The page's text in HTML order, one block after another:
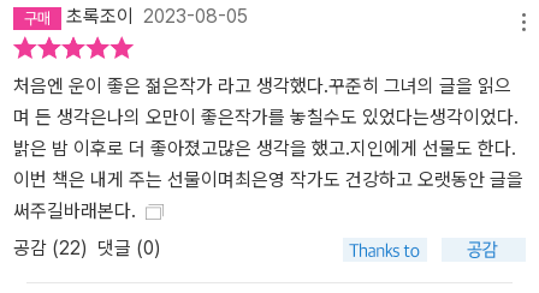
편집부에 들어간다. 해진은 날카롭고 유려한 글을 쓰는 동갑내기 ‘희
영’의 모습에 압도당하기도 하지만, 조금씩 자신만의 글을 써나가면
서 “어렵고, 괴롭고, 지치고, 부끄러워 때때로 스스로에 대한 모멸감
밖에 느낄 수 없는 일, 그러나 그것을 극복하게 하는 것 또한 글쓰기라
는 사실”(75쪽)에 마음을 빼앗긴다. 그러나 여성문제를 둘러싸고 갈
등과 논쟁이 첨예했던, 어쩌면 지금과 크게 다르지 않았던 1990년대
의 상황은 해진과 희영, 정윤 사이에 점점 틈을 만들어낸다. 같은 여성
이라는 조건만으로 연대나 화해가 쉽게 이루어지지는 않음을 인정하
초록조이 2023-08-05
처음엔 운이 좋은 젊은작가 라고 생각했다.꾸준히 그녀의 글을 읽으
며 든 생각은나의 오만이 좋은작가를 놓칠수도 있었다는생각이었다.
밝은 밤 이후로 더 좋아졌고많은 생각을 했고.지인에게 선물도 한다.
이번 책은 내게 주는 선물이며최은영 작가도 건강하고 오랫동안 글을
써주길바래본다.
공감 (22) 댓글 (0)